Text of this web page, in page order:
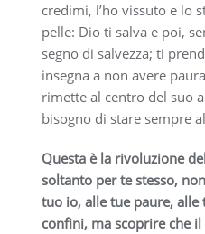
credimi, l’ho vissuto e lo
pelle: Dio ti salva e poi,
segno di salvezza; ti
insegna a non avere
rimette al centro del suo
bisogno di stare sempre
Questa è la rivoluzione
soltanto per te stesso,
tuo io, alle tue paure,
confini, ma scoprire che il